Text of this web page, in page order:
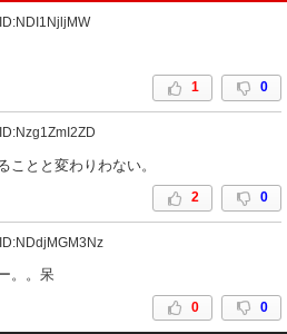
ID:NDI1NjljMW
1 0
ID:Nzg1ZmI2ZD
ことと変わりわない。
2 0
ID:NDdjMGM3Nz
。。呆
0 0